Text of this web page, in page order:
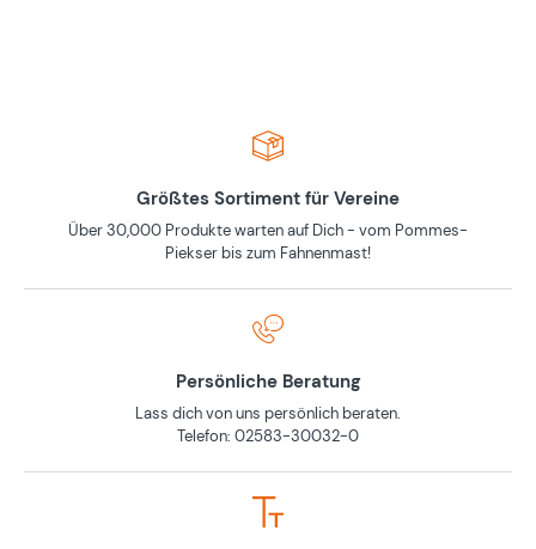
Größtes Sortiment für Vereine
Über 30,000 Produkte warten auf Dich - vom Pommes-
Piekser bis zum Fahnenmast!
Persönliche Beratung
Lass dich von uns persönlich beraten.
Telefon: 02583-30032-0